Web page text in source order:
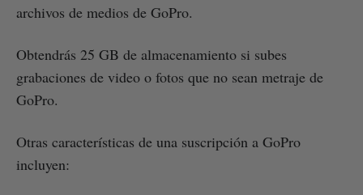
archivos de medios de GoPro.
Obtendrás 25 GB de almacenamiento si subes
grabaciones de video o fotos que no sean metraje de
GoPro.
Otras características de una suscripción a GoPro
incluyen: